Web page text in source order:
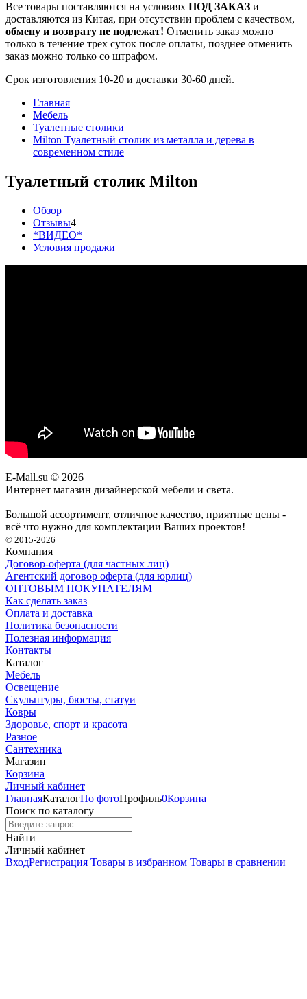
Все товары поставляются на условиях ПОД ЗАКАЗ и
доставляются из Китая, при отсутствии проблем с качеством,
обмену и возврату не подлежат! Отменить заказ можно
только в течение трех суток после оплаты, позднее отменить
заказ можно только со штрафом.
Срок изготовления 10-20 и доставки 30-60 дней.
Главная
Мебель
Туалетные столики
Milton Туалетный столик из металла и дерева в
современном стиле
Туалетный столик Milton
Обзор
Отзывы4
*ВИДЕО*
Условия продажи
E-Mall.su © 2026
Интернет магазин дизайнерской мебели и света.
Большой ассортимент, отличное качество, приятные цены -
всё что нужно для комплектации Ваших проектов!
© 2015-2026
Компания
Договор-оферта (для частных лиц)
Агентский договор оферта (для юрлиц)
ОПТОВЫМ ПОКУПАТЕЛЯМ
Как сделать заказ
Оплата и доставка
Политика безопасности
Полезная информация
Контакты
Каталог
Мебель
Освещение
Скульптуры, бюсты, статуи
Ковры
Здоровье, спорт и красота
Разное
Сантехника
Магазин
Корзина
Личный кабинет
ГлавнаяКаталогПо фотоПрофиль0Корзина
Поиск по каталогу
Найти
Личный кабинет
ВходРегистрация Товары в избранном Товары в сравнении